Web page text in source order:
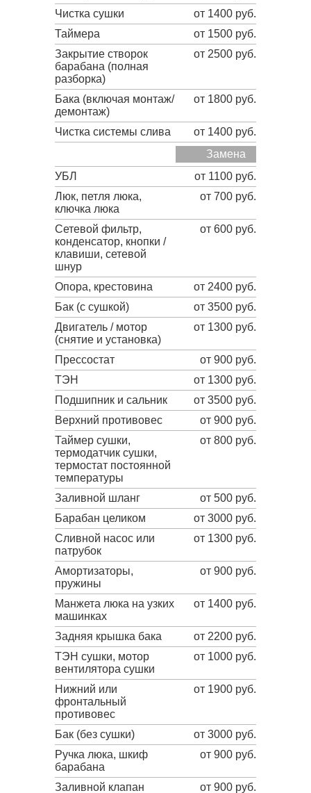
Чистка сушки
от 1400 руб.
Таймера
от 1500 руб.
Закрытие створок
барабана (полная
разборка)
от 2500 руб.
Бака (включая монтаж/
демонтаж)
от 1800 руб.
Чистка системы слива
от 1400 руб.
Замена
УБЛ
от 1100 руб.
Люк, петля люка,
ключка люка
от 700 руб.
Сетевой фильтр,
конденсатор, кнопки /
клавиши, сетевой
шнур
от 600 руб.
Опора, крестовина
от 2400 руб.
Бак (с сушкой)
от 3500 руб.
Двигатель / мотор
(снятие и установка)
от 1300 руб.
Прессостат
от 900 руб.
ТЭН
от 1300 руб.
Подшипник и сальник
от 3500 руб.
Верхний противовес
от 900 руб.
Таймер сушки,
термодатчик сушки,
термостат постоянной
температуры
от 800 руб.
Заливной шланг
от 500 руб.
Барабан целиком
от 3000 руб.
Сливной насос или
патрубок
от 1300 руб.
Амортизаторы,
пружины
от 900 руб.
Манжета люка на узких
машинках
от 1400 руб.
Задняя крышка бака
от 2200 руб.
ТЭН сушки, мотор
вентилятора сушки
от 1000 руб.
Нижний или
фронтальный
противовес
от 1900 руб.
Бак (без сушки)
от 3000 руб.
Ручка люка, шкиф
барабана
от 900 руб.
Заливной клапан от 900 руб.